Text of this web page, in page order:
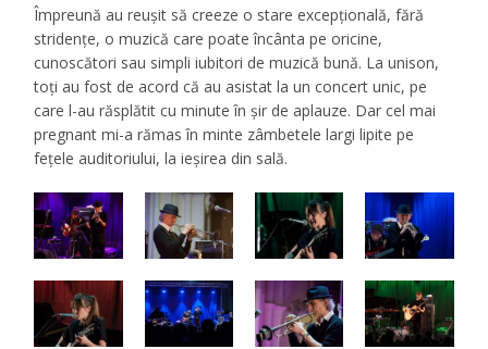
Împreună au reușit să creeze o stare excepțională, fără
stridențe, o muzică care poate încânta pe oricine,
cunoscători sau simpli iubitori de muzică bună. La unison,
toți au fost de acord că au asistat la un concert unic, pe
care l-au răsplătit cu minute în șir de aplauze. Dar cel mai
pregnant mi-a rămas în minte zâmbetele largi lipite pe
fețele auditoriului, la ieșirea din sală.